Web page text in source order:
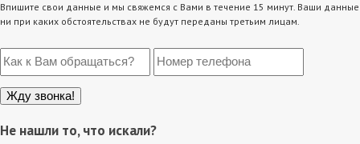
Впишите свои данные и мы свяжемся с Вами в течение 15 минут. Ваши данные
ни при каких обстоятельствах не будут переданы третьим лицам.
Не нашли то, что искали?